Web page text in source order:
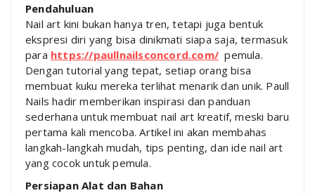
Pendahuluan
Nail art kini bukan hanya tren, tetapi juga bentuk
ekspresi diri yang bisa dinikmati siapa saja, termasuk
para https://paullnailsconcord.com/ pemula.
Dengan tutorial yang tepat, setiap orang bisa
membuat kuku mereka terlihat menarik dan unik. Paull
Nails hadir memberikan inspirasi dan panduan
sederhana untuk membuat nail art kreatif, meski baru
pertama kali mencoba. Artikel ini akan membahas
langkah-langkah mudah, tips penting, dan ide nail art
yang cocok untuk pemula.
Persiapan Alat dan Bahan